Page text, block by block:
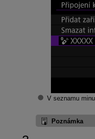
V seznamu
Poznámka